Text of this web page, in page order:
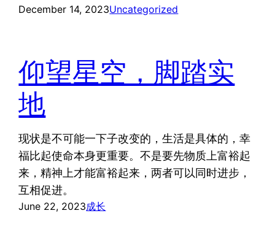
December 14, 2023Uncategorized
仰望星空，脚踏实
地
现状是不可能一下子改变的，生活是具体的，幸
福比起使命本身更重要。不是要先物质上富裕起
来，精神上才能富裕起来，两者可以同时进步，
互相促进。
June 22, 2023成长